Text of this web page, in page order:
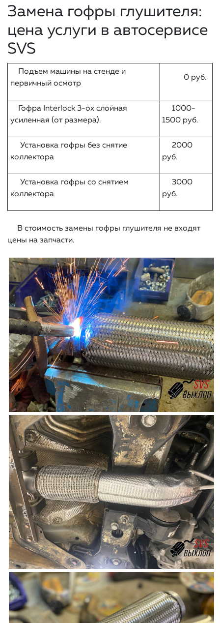
Замена гофры глушителя:
цена услуги в автосервисе
SVS
Подъем машины на стенде и
первичный осмотр
0 руб.
Гофра Interlock 3-ох слойная
усиленная (от размера).
1000-
1500 руб.
Установка гофры без снятие
коллектора
2000
руб.
Установка гофры со снятием
коллектора
3000
руб.
В стоимость замены гофры глушителя не входят
цены на запчасти.